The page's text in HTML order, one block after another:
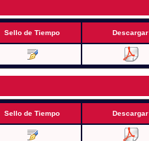
Sello de Tiempo Descargar
Sello de Tiempo Descargar